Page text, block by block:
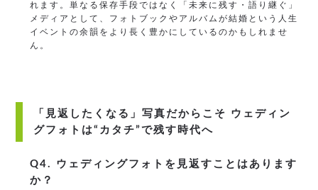
れます。単なる保存手段ではなく「未来に残す・語り継ぐ」
メディアとして、フォトブックやアルバムが結婚という人生
イベントの余韻をより長く豊かにしているのかもしれませ
ん。
「見返したくなる」写真だからこそ ウェディン
グフォトは“カタチ”で残す時代へ
Q4. ウェディングフォトを見返すことはあります
か？